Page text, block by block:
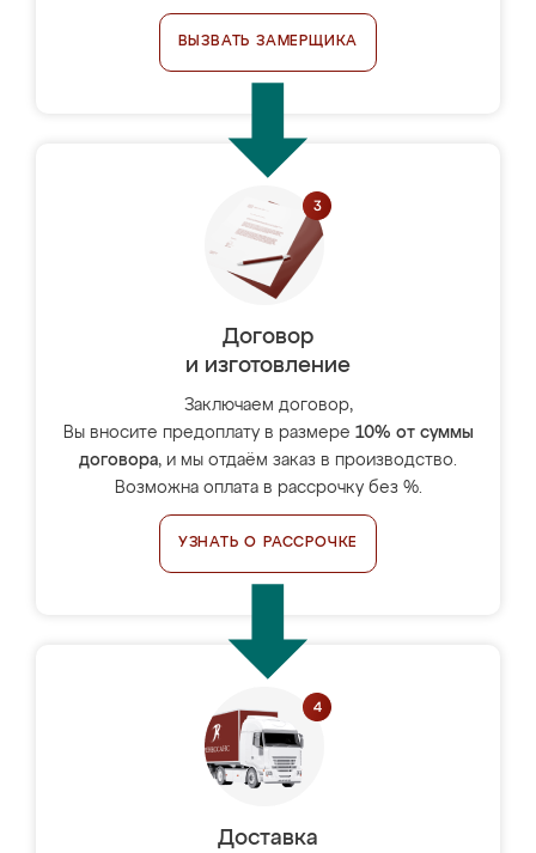
ВЫЗВАТЬ ЗАМЕРЩИКА
Договор
и изготовление
Заключаем договор,
Вы вносите предоплату в размере 10% от суммы
договора, и мы отдаём заказ в производство.
Возможна оплата в рассрочку без %.
УЗНАТЬ О РАССРОЧКЕ
Доставка